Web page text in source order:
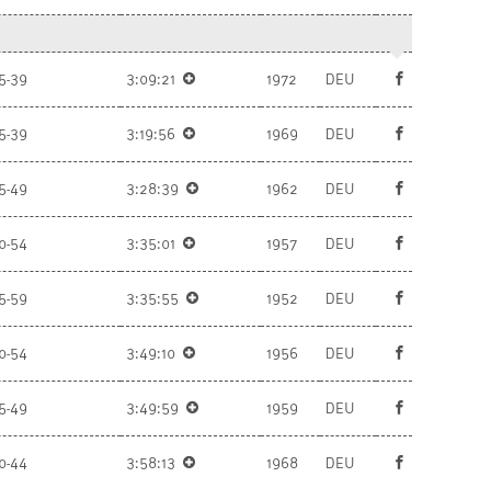
39 3:09:21 1972 DEU
39 3:19:56 1969 DEU
49 3:28:39 1962 DEU
54 3:35:01 1957 DEU
59 3:35:55 1952 DEU
54 3:49:10 1956 DEU
49 3:49:59 1959 DEU
44 3:58:13 1968 DEU